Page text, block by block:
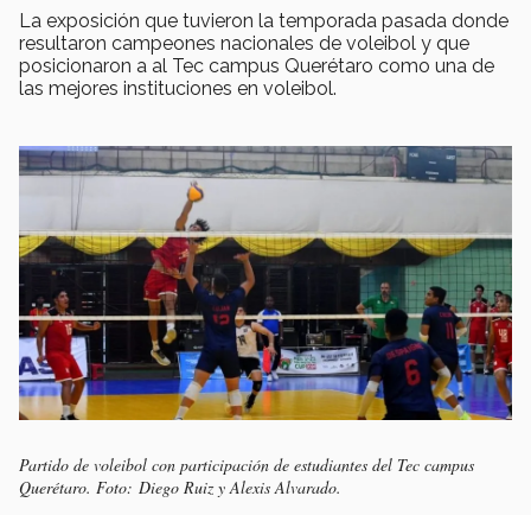
La exposición que tuvieron la temporada pasada donde
resultaron campeones nacionales de voleibol y que
posicionaron a al Tec campus Querétaro como una de
las mejores instituciones en voleibol.
Partido de voleibol con participación de estudiantes del Tec campus
Querétaro. Foto: Diego Ruiz y Alexis Alvarado.